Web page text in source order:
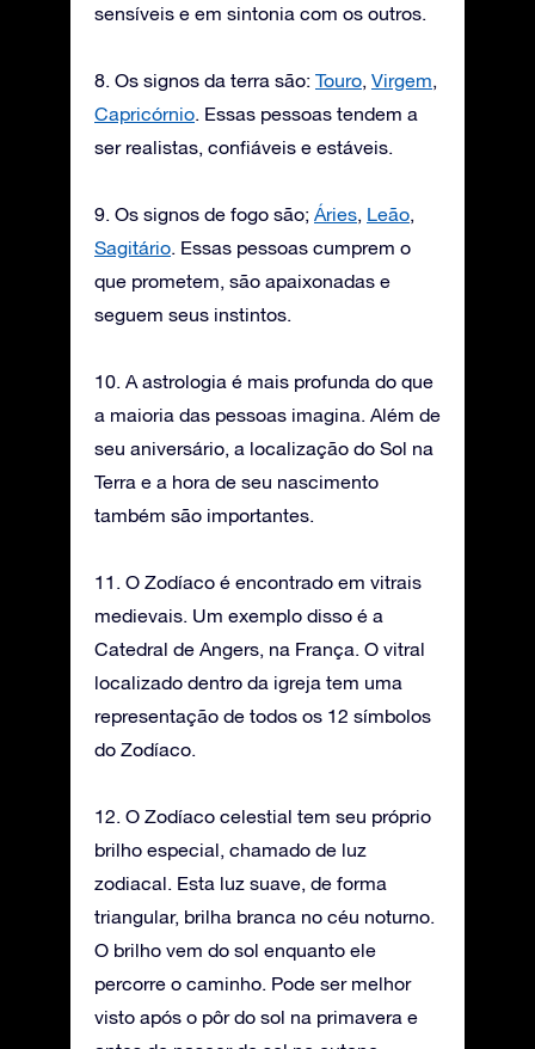
sensíveis e em sintonia com os outros.
8. Os signos da terra são: Touro, Virgem,
Capricórnio. Essas pessoas tendem a
ser realistas, confiáveis e estáveis.
9. Os signos de fogo são; Áries, Leão,
Sagitário. Essas pessoas cumprem o
que prometem, são apaixonadas e
seguem seus instintos.
10. A astrologia é mais profunda do que
a maioria das pessoas imagina. Além de
seu aniversário, a localização do Sol na
Terra e a hora de seu nascimento
também são importantes.
11. O Zodíaco é encontrado em vitrais
medievais. Um exemplo disso é a
Catedral de Angers, na França. O vitral
localizado dentro da igreja tem uma
representação de todos os 12 símbolos
do Zodíaco.
12. O Zodíaco celestial tem seu próprio
brilho especial, chamado de luz
zodiacal. Esta luz suave, de forma
triangular, brilha branca no céu noturno.
O brilho vem do sol enquanto ele
percorre o caminho. Pode ser melhor
visto após o pôr do sol na primavera e